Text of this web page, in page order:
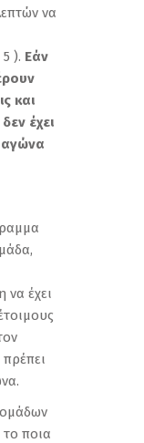
να
). Εάν
και
έχει
αγώνα
να έχει
ποια